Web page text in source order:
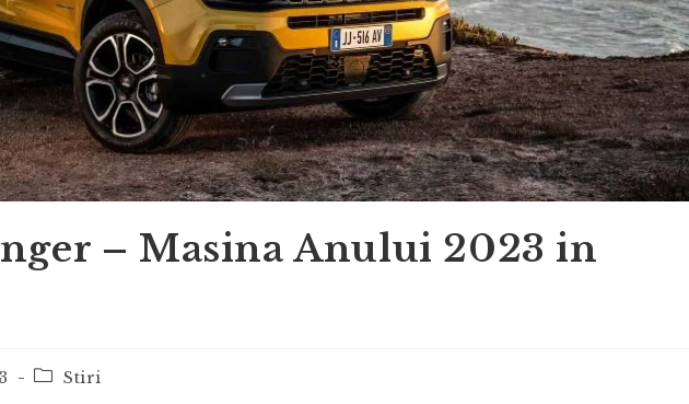
– Masina Anului 2023 in
Stiri